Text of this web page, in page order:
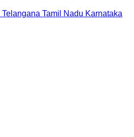
Telangana Tamil Nadu Karnataka